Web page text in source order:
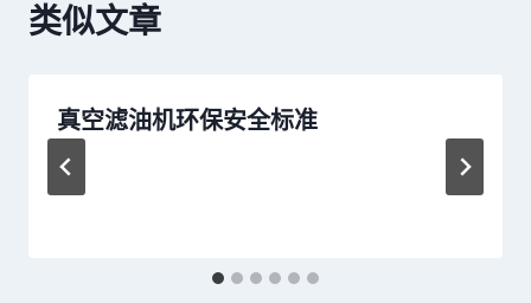
类似文章
真空滤油机环保安全标准